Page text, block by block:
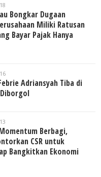
Bongkar Dugaan
Miliki Ratusan
Bayar Pajak Hanya
Adriansyah Tiba di
Berbagi,
CSR untuk
Bangkitkan Ekonomi